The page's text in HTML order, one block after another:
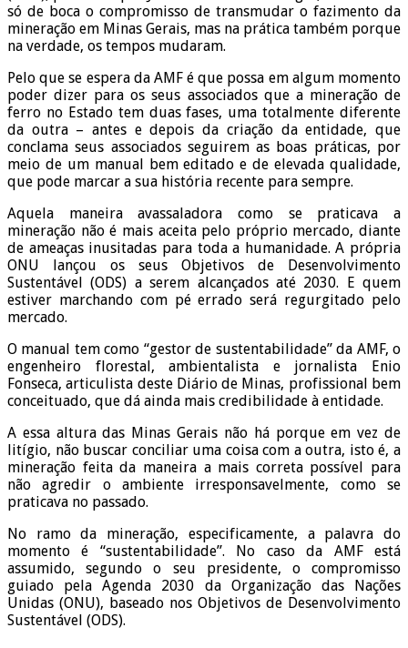
só de boca o compromisso de transmudar o fazimento da
mineração em Minas Gerais, mas na prática também porque
na verdade, os tempos mudaram.
Pelo que se espera da AMF é que possa em algum momento
poder dizer para os seus associados que a mineração de
ferro no Estado tem duas fases, uma totalmente diferente
da outra – antes e depois da criação da entidade, que
conclama seus associados seguirem as boas práticas, por
meio de um manual bem editado e de elevada qualidade,
que pode marcar a sua história recente para sempre.
Aquela maneira avassaladora como se praticava a
mineração não é mais aceita pelo próprio mercado, diante
de ameaças inusitadas para toda a humanidade. A própria
ONU lançou os seus Objetivos de Desenvolvimento
Sustentável (ODS) a serem alcançados até 2030. E quem
estiver marchando com pé errado será regurgitado pelo
mercado.
O manual tem como “gestor de sustentabilidade” da AMF, o
engenheiro florestal, ambientalista e jornalista Enio
Fonseca, articulista deste Diário de Minas, profissional bem
conceituado, que dá ainda mais credibilidade à entidade.
A essa altura das Minas Gerais não há porque em vez de
litígio, não buscar conciliar uma coisa com a outra, isto é, a
mineração feita da maneira a mais correta possível para
não agredir o ambiente irresponsavelmente, como se
praticava no passado.
No ramo da mineração, especificamente, a palavra do
momento é “sustentabilidade”. No caso da AMF está
assumido, segundo o seu presidente, o compromisso
guiado pela Agenda 2030 da Organização das Nações
Unidas (ONU), baseado nos Objetivos de Desenvolvimento
Sustentável (ODS).